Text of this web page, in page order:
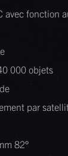
avec fonction
000 objets
par
82°